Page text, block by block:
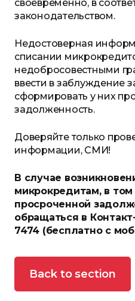
своевременно, в
законодательством.
Недостоверная
списании
недобросовестными
ввести в заблуждение
сформировать у них
задолженность.
Доверяйте только
информации, СМИ!
В случае
микрокредитам, в
просроченной
обращаться в
7474 (бесплатно с
Back to section